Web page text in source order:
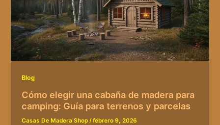
Blog
Cómo elegir una cabaña de madera para
camping: Guía para terrenos y parcelas
Casas De Madera Shop/febrero 9, 2026